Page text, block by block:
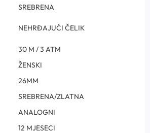
SREBRENA
NEHRĐAJUĆI ČELIK
30 M / 3 ATM
ŽENSKI
26MM
SREBRENA/ZLATNA
ANALOGNI
12 MJESECI